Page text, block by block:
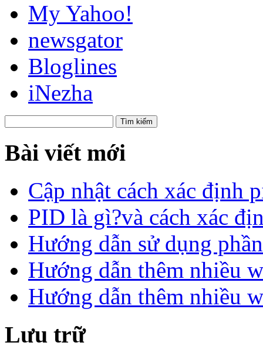
My Yahoo!
newsgator
Bloglines
iNezha
kiếm:
Bài viết mới
Cập nhật cách xác định
PID là gì?và cách xác
Hướng dẫn sử dụng
Hướng dẫn thêm nhiều
Hướng dẫn thêm nhiều
Lưu trữ